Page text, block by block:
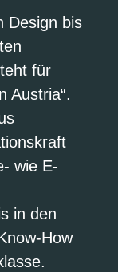
Design bis
für
Austria“.
wie E-
in den
How